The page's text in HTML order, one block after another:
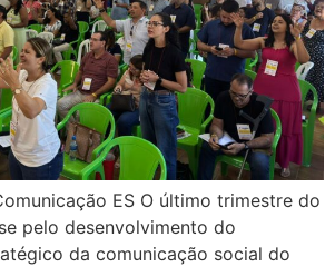
ES O último trimestre do
pelo desenvolvimento do
da comunicação social do